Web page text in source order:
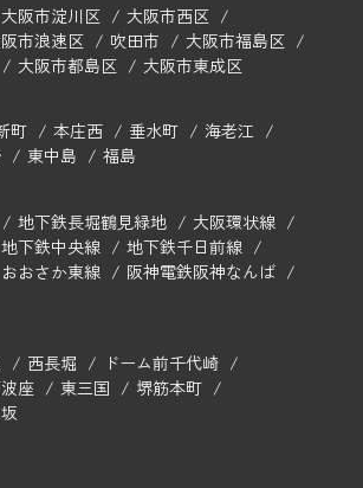
大阪市淀川区
大阪市西区
市浪速区 吹田市
大阪市福島区
大阪市都島区
大阪市東成区
町 本庄西 垂水町
海老江
東中島
福島
地下鉄長堀鶴見緑地
大阪環状線
地下鉄中央線
地下鉄千日前線
おおさか東線
阪神電鉄阪神なんば
西長堀
ドーム前千代崎
座 東三国
堺筋本町